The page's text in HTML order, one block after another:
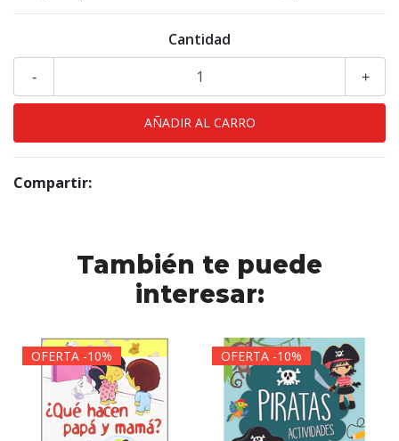
Cantidad
+
-
Compartir:
También te puede
interesar:
OFERTA -10% OFERTA -10%